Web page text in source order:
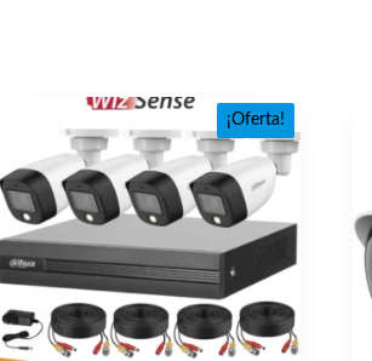
¡Oferta!